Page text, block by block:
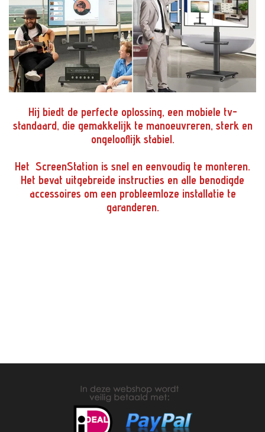
Hij biedt de perfecte oplossing, een mobiele tv-
standaard, die gemakkelijk te manoeuvreren, sterk en
ongelooflijk stabiel.
Het ScreenStation is snel en eenvoudig te monteren.
Het bevat uitgebreide instructies en alle benodigde
accessoires om een probleemloze installatie te
garanderen.